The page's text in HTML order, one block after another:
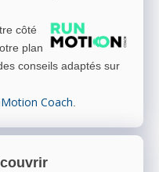
côté
plan
conseils adaptés sur
Coach.